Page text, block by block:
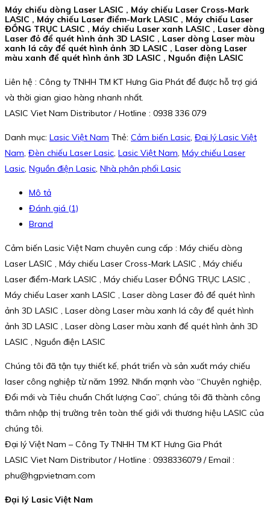
Máy chiếu dòng Laser LASIC , Máy chiếu Laser Cross-Mark
LASIC , Máy chiếu Laser điểm-Mark LASIC , Máy chiếu Laser
ĐỒNG TRỤC LASIC , Máy chiếu Laser xanh LASIC , Laser dòng
Laser đỏ để quét hình ảnh 3D LASIC , Laser dòng Laser màu
xanh lá cây để quét hình ảnh 3D LASIC , Laser dòng Laser
màu xanh để quét hình ảnh 3D LASIC , Nguồn điện LASIC
Liên hệ : Công ty TNHH TM KT Hưng Gia Phát để được hỗ trợ giá
và thời gian giao hàng nhanh nhất.
LASIC Viet Nam Distributor / Hotline : 0938 336 079
Danh mục: Lasic Việt Nam Thẻ: Cảm biến Lasic, Đại lý Lasic Việt
Nam, Đèn chiếu Laser Lasic, Lasic Việt Nam, Máy chiếu Laser
Lasic, Nguồn điện Lasic, Nhà phân phối Lasic
Mô tả
Đánh giá (1)
Brand
Cảm biến Lasic Việt Nam chuyên cung cấp : Máy chiếu dòng
Laser LASIC , Máy chiếu Laser Cross-Mark LASIC , Máy chiếu
Laser điểm-Mark LASIC , Máy chiếu Laser ĐỒNG TRỤC LASIC ,
Máy chiếu Laser xanh LASIC , Laser dòng Laser đỏ để quét hình
ảnh 3D LASIC , Laser dòng Laser màu xanh lá cây để quét hình
ảnh 3D LASIC , Laser dòng Laser màu xanh để quét hình ảnh 3D
LASIC , Nguồn điện LASIC
Chúng tôi đã tận tụy thiết kế, phát triển và sản xuất máy chiếu
laser công nghiệp từ năm 1992. Nhấn mạnh vào “Chuyên nghiệp,
Đổi mới và Tiêu chuẩn Chất lượng Cao”, chúng tôi đã thành công
thâm nhập thị trường trên toàn thế giới với thương hiệu LASIC của
chúng tôi.
Đại lý Việt Nam – Công Ty TNHH TM KT Hưng Gia Phát
LASIC Viet Nam Distributor / Hotline : 0938336079 / Email :
phu@hgpvietnam.com
Đại lý Lasic Việt Nam